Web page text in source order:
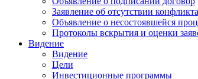
Заявление об отсутствии
Объявление о несостоявшейся
Протоколы вскрытия и оценки
Видение
Видение
Цели
Инвестиционные программы